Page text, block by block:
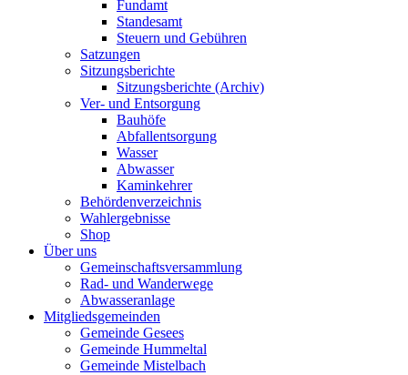
Fundamt
Standesamt
Steuern und Gebühren
Satzungen
Sitzungsberichte
Sitzungsberichte (Archiv)
Ver- und Entsorgung
Bauhöfe
Abfallentsorgung
Wasser
Abwasser
Kaminkehrer
Behördenverzeichnis
Wahlergebnisse
Shop
Über uns
Gemeinschaftsversammlung
Rad- und Wanderwege
Abwasseranlage
Mitgliedsgemeinden
Gemeinde Gesees
Gemeinde Hummeltal
Gemeinde Mistelbach